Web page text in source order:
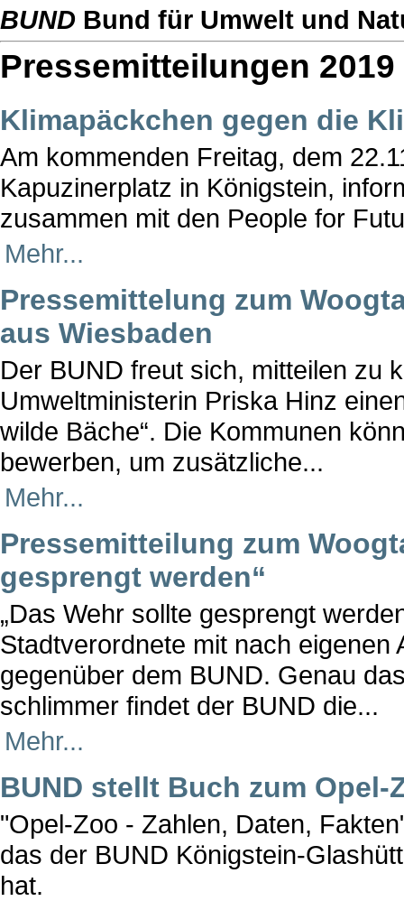
BUND Bund für Umwelt und
Pressemitteilungen 2019
Klimapäckchen gegen die
Am kommenden Freitag, dem
Kapuzinerplatz in Königstein,
zusammen mit den People for
Mehr...
Pressemittelung zum
aus Wiesbaden
Der BUND freut sich, mitteilen zu
Umweltministerin Priska Hinz
wilde Bäche“. Die Kommunen
bewerben, um zusätzliche...
Mehr...
Pressemitteilung zum
gesprengt werden“
„Das Wehr sollte gesprengt
Stadtverordnete mit nach
gegenüber dem BUND. Genau
schlimmer findet der BUND die...
Mehr...
BUND stellt Buch zum Opel-
"Opel-Zoo - Zahlen, Daten,
das der BUND Königstein-
hat.